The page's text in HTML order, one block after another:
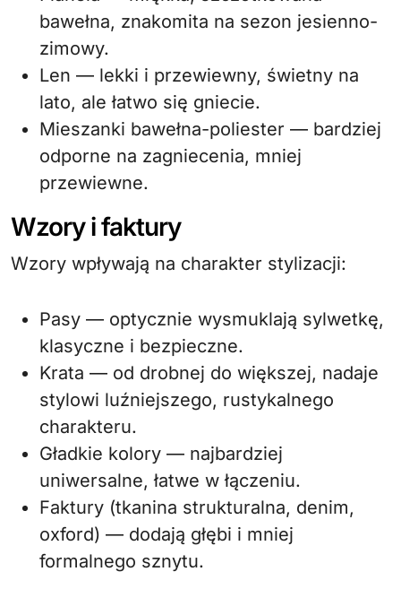
bawełna, znakomita na sezon jesienno-
zimowy.
Len — lekki i przewiewny, świetny na
lato, ale łatwo się gniecie.
Mieszanki bawełna-poliester — bardziej
odporne na zagniecenia, mniej
przewiewne.
Wzory i faktury
Wzory wpływają na charakter stylizacji:
Pasy — optycznie wysmuklają sylwetkę,
klasyczne i bezpieczne.
Krata — od drobnej do większej, nadaje
stylowi luźniejszego, rustykalnego
charakteru.
Gładkie kolory — najbardziej
uniwersalne, łatwe w łączeniu.
Faktury (tkanina strukturalna, denim,
oxford) — dodają głębi i mniej
formalnego sznytu.